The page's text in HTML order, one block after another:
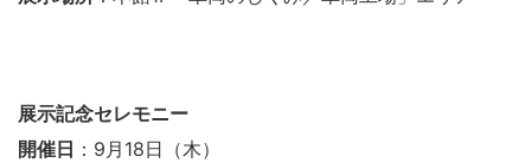
展示記念セレモニー
開催日 ：9月18日（木）